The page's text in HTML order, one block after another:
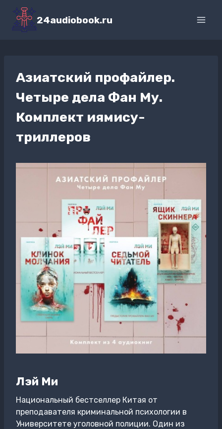
Перейти
содержимому
24audiobook.ru
Азиатский профайлер.
Четыре дела Фан Му.
Комплект иямису-
триллеров
Лэй Ми
Национальный бестселлер Китая от
преподавателя криминальной психологии в
Университете уголовной полиции. Один из